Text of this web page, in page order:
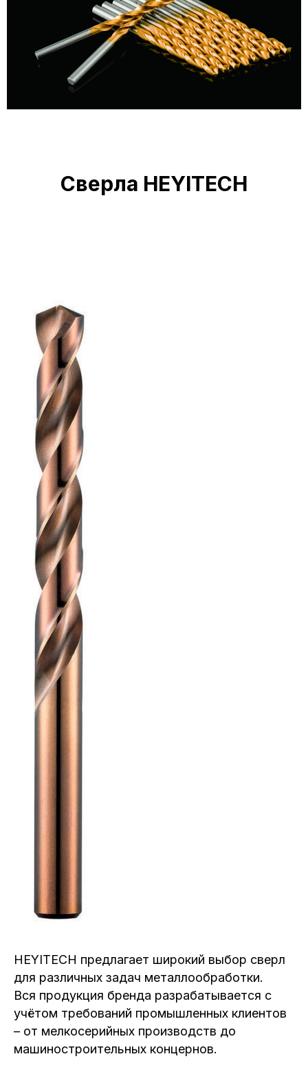
Сверла HEYITECH
HEYITECH предлагает широкий выбор сверл
для различных задач металлообработки.
Вся продукция бренда разрабатывается с
учётом требований промышленных клиентов
– от мелкосерийных производств до
машиностроительных концернов.